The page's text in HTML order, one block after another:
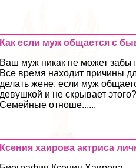
Как если муж общается с
Ваш муж никак не может
Все время находит причины
делать жене, если муж
дeвyшкой и не скрывает
Семейные отноше......
Ксения хаирова актриса